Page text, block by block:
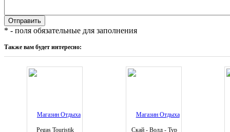
* - поля обязательные для заполнения
Также вам будет интересно:
Pegas Touristik Скай - Волд - Тур